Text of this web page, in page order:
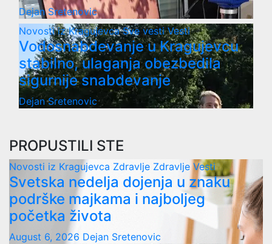
Dejan Sretenovic
Novosti iz KragujevcaSve vestiVesti
Vodosnabdevanje u Kragujevcu
stabilno, ulaganja obezbedila
sigurnije snabdevanje
Dejan Sretenovic
PROPUSTILI STE
Novosti iz Kragujevca Zdravlje Zdravlje Vesti
Svetska nedelja dojenja u znaku
podrške majkama i najboljeg
početka života
August 6, 2026 Dejan Sretenovic